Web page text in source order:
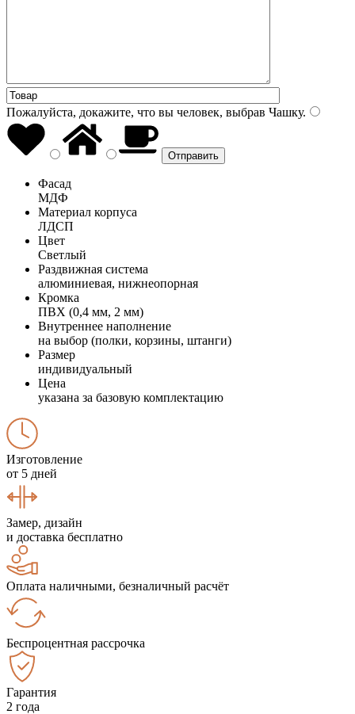
Пожалуйста, докажите, что вы человек, выбрав Чашку.
Фасад
МДФ
Материал корпуса
ЛДСП
Цвет
Светлый
Раздвижная система
алюминиевая, нижнеопорная
Кромка
ПВХ (0,4 мм, 2 мм)
Внутреннее наполнение
на выбор (полки, корзины, штанги)
Размер
индивидуальный
Цена
указана за базовую комплектацию
Изготовление
от 5 дней
Замер, дизайн
и доставка бесплатно
Оплата наличными, безналичный расчёт
Беспроцентная рассрочка
Гарантия
2 года